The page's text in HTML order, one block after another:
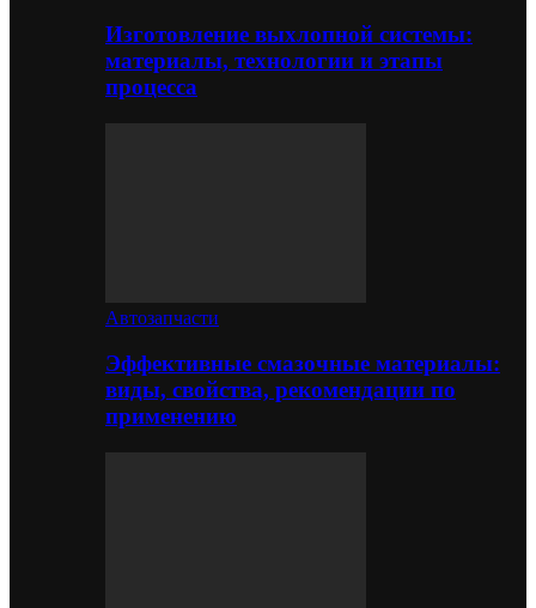
Изготовление выхлопной системы:
материалы, технологии и этапы
процесса
Автозапчасти
Эффективные смазочные материалы:
виды, свойства, рекомендации по
применению